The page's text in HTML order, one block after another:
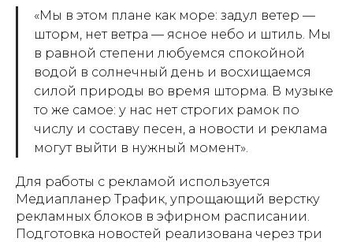
«Мы в этом плане как море: задул ветер —
шторм, нет ветра — ясное небо и штиль. Мы
в равной степени любуемся спокойной
водой в солнечный день и восхищаемся
силой природы во время шторма. В музыке
то же самое: у нас нет строгих рамок по
числу и составу песен, а новости и реклама
могут выйти в нужный момент».
Для работы с рекламой используется
Медиапланер Трафик, упрощающий верстку
рекламных блоков в эфирном расписании.
Подготовка новостей реализована через три